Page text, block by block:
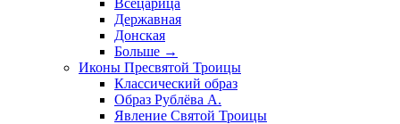
Всецарица
Державная
Донская
Больше →
Иконы Пресвятой Троицы
Классический образ
Образ Рублёва А.
Явление Святой Троицы